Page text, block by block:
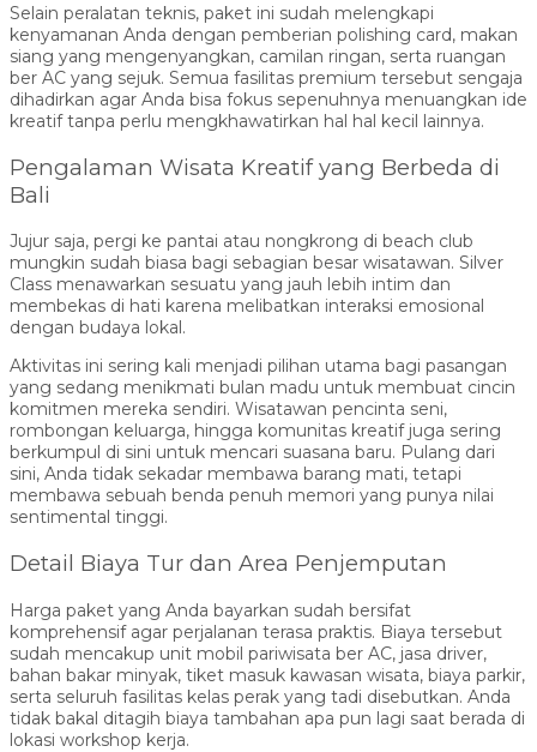
Selain peralatan teknis, paket ini sudah melengkapi
kenyamanan Anda dengan pemberian polishing card, makan
siang yang mengenyangkan, camilan ringan, serta ruangan
ber AC yang sejuk. Semua fasilitas premium tersebut sengaja
dihadirkan agar Anda bisa fokus sepenuhnya menuangkan ide
kreatif tanpa perlu mengkhawatirkan hal hal kecil lainnya.
Pengalaman Wisata Kreatif yang Berbeda di
Bali
Jujur saja, pergi ke pantai atau nongkrong di beach club
mungkin sudah biasa bagi sebagian besar wisatawan. Silver
Class menawarkan sesuatu yang jauh lebih intim dan
membekas di hati karena melibatkan interaksi emosional
dengan budaya lokal.
Aktivitas ini sering kali menjadi pilihan utama bagi pasangan
yang sedang menikmati bulan madu untuk membuat cincin
komitmen mereka sendiri. Wisatawan pencinta seni,
rombongan keluarga, hingga komunitas kreatif juga sering
berkumpul di sini untuk mencari suasana baru. Pulang dari
sini, Anda tidak sekadar membawa barang mati, tetapi
membawa sebuah benda penuh memori yang punya nilai
sentimental tinggi.
Detail Biaya Tur dan Area Penjemputan
Harga paket yang Anda bayarkan sudah bersifat
komprehensif agar perjalanan terasa praktis. Biaya tersebut
sudah mencakup unit mobil pariwisata ber AC, jasa driver,
bahan bakar minyak, tiket masuk kawasan wisata, biaya parkir,
serta seluruh fasilitas kelas perak yang tadi disebutkan. Anda
tidak bakal ditagih biaya tambahan apa pun lagi saat berada di
lokasi workshop kerja.